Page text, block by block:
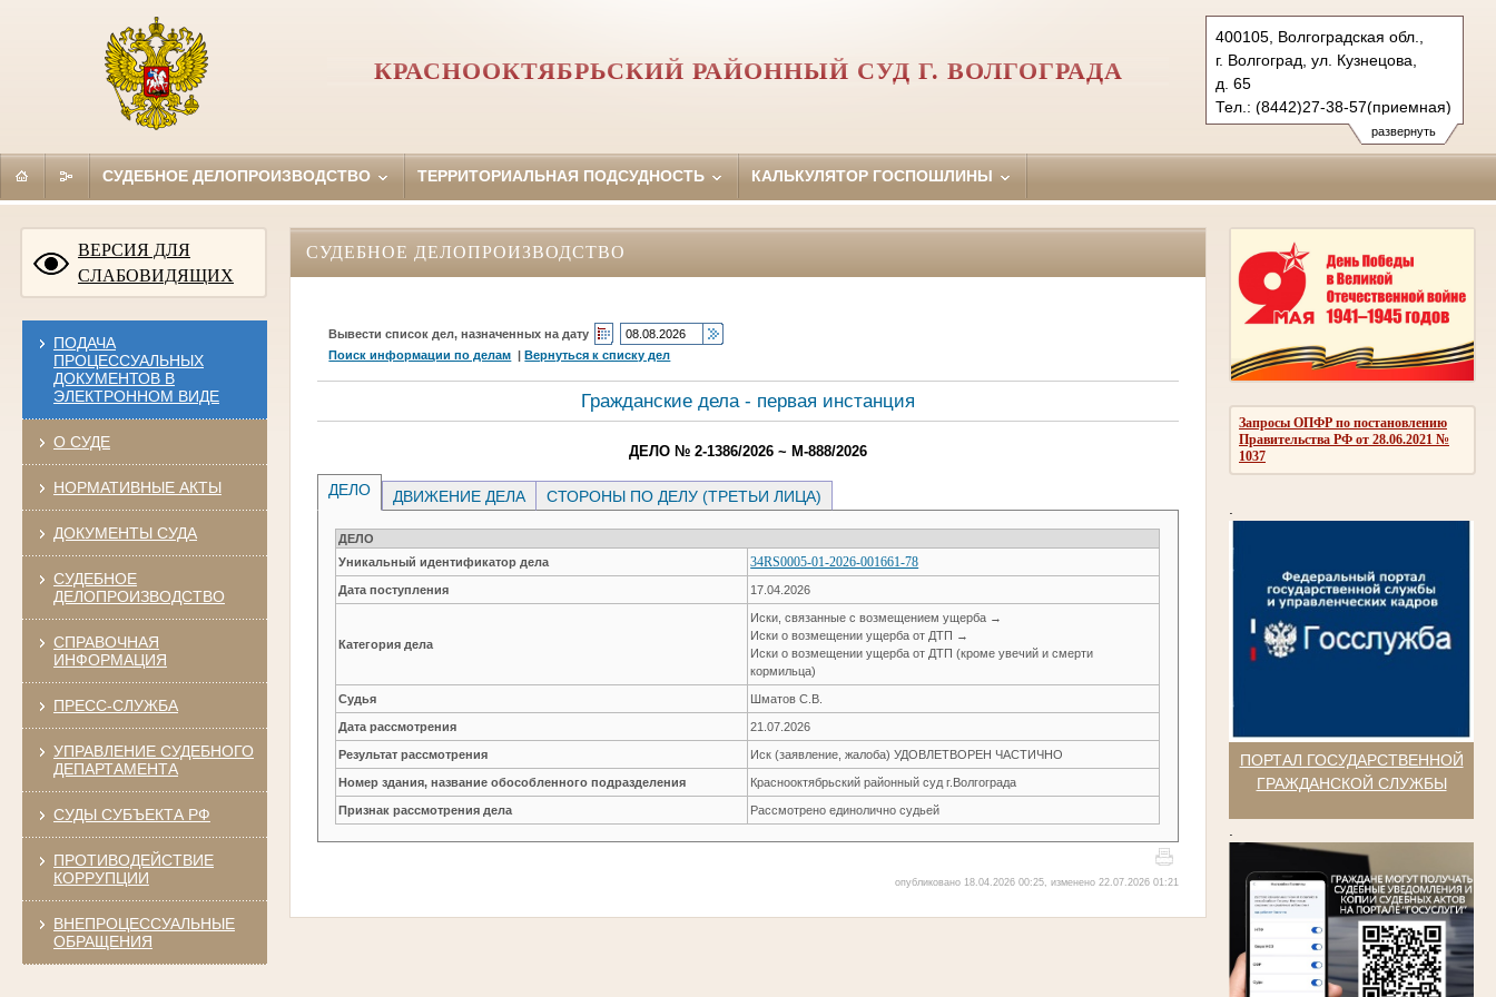
развернуть
400105, Волгоградская обл.,
г. Волгоград, ул. Кузнецова,
д. 65
Тел.: (8442)27-38-57(приемная)
27-38-38 (гр.)
28-25-99 (уг.)
КРАСНООКТЯБРЬСКИЙ РАЙОННЫЙ СУД Г. ВОЛГОГРАДА
СУДЕБНОЕ ДЕЛОПРОИЗВОДСТВО ТЕРРИТОРИАЛЬНАЯ ПОДСУДНОСТЬ КАЛЬКУЛЯТОР ГОСПОШЛИНЫ
ВЕРСИЯ ДЛЯ
СЛАБОВИДЯЩИХ
ПОДАЧА
ПРОЦЕССУАЛЬНЫХ
ДОКУМЕНТОВ В
ЭЛЕКТРОННОМ ВИДЕ
О СУДЕ
НОРМАТИВНЫЕ АКТЫ
ДОКУМЕНТЫ СУДА
СУДЕБНОЕ
ДЕЛОПРОИЗВОДСТВО
СПРАВОЧНАЯ
ИНФОРМАЦИЯ
ПРЕСС-СЛУЖБА
УПРАВЛЕНИЕ СУДЕБНОГО
ДЕПАРТАМЕНТА
СУДЫ СУБЪЕКТА РФ
ПРОТИВОДЕЙСТВИЕ
КОРРУПЦИИ
ВНЕПРОЦЕССУАЛЬНЫЕ
ОБРАЩЕНИЯ
Запросы ОПФР по постановлению
Правительства РФ от 28.06.2021 №
1037
ПОРТАЛ ГОСУДАРСТВЕННОЙ
ГРАЖДАНСКОЙ СЛУЖБЫ
СУДЕБНОЕ ДЕЛОПРОИЗВОДСТВО
Вывести список дел, назначенных на дату
Поиск информации по делам |Вернуться к списку дел
Гражданские дела - первая инстанция
ДЕЛО № 2-1386/2026 ~ М-888/2026
ДЕЛО ДВИЖЕНИЕ ДЕЛА СТОРОНЫ ПО ДЕЛУ (ТРЕТЬИ ЛИЦА)
ДЕЛО
Уникальный идентификатор дела
34RS0005-01-2026-001661-78
Дата поступления 17.04.2026
Категория дела
Иски, связанные с возмещением ущерба →
Иски о возмещении ущерба от ДТП →
Иски о возмещении ущерба от ДТП (кроме увечий и смерти
кормильца)
Судья Шматов С.В.
Дата рассмотрения 21.07.2026
Результат рассмотрения Иск (заявление, жалоба) УДОВЛЕТВОРЕН ЧАСТИЧНО
Номер здания, название обособленного подразделения Краснооктябрьский районный суд г.Волгограда
Признак рассмотрения дела Рассмотрено единолично судьей
опубликовано 18.04.2026 00:25, изменено 22.07.2026 01:21